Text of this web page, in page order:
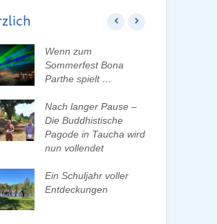
Wenn zum
Sommerfest Bona
Parthe spielt …
Nach langer Pause –
Die Buddhistische
Pagode in Taucha wird
nun vollendet
Ein Schuljahr voller
Entdeckungen